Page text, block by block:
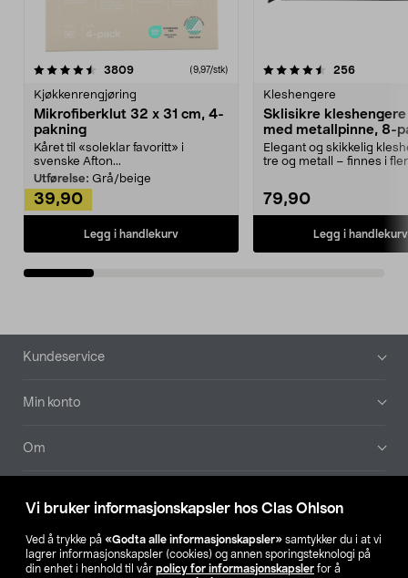
Vi bruker informasjonskapsler hos Clas Ohlson
Ved å trykke på «Godta alle informasjonskapsler» samtykker du i at vi
lagrer informasjonskapsler (cookies) og annen sporingsteknologi på
din enhet i henhold til vår policy for informasjonskapsler for å
3809anmeldelser(9,97/stk)
Kjøkkenrengjøring
Mikrofiberklut 32 x 31 cm, 4-
pakning
Kåret til «soleklar favoritt» i
svenske Afton...
Utførelse: Grå/beige
39,90
Legg i handlekurv
4.5av 5 stjerner 256
Kleshengere
Sklisikre
med metallpinne, 8-
Elegant og skikkelig
tre og metall – finnes i
79,90
Legg i handlekurv
4.5av 5 stjerner
Bunntekst
Kundeservice
Min konto
Om
Våre selskaper